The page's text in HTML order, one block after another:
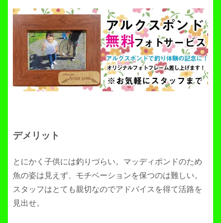
デメリット
とにかく子供には釣りづらい。マッディポンドのため
魚の姿は見えず、モチベーションを保つのは難しい。
スタッフはとても親切なのでアドバイスを得て活路を
見出せ。